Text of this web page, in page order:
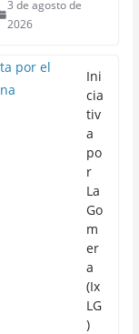
3 de agosto de
2026
Ini
cia
tiv
a
po
r
La
Go
m
er
a
(Ix
LG
)